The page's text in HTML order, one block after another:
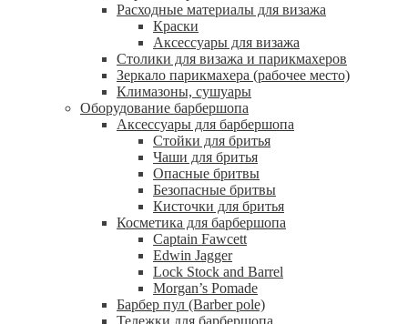
Расходные материалы для визажа
Краски
Аксессуары для визажа
Столики для визажа и парикмахеров
Зеркало парикмахера (рабочее место)
Климазоны, сушуары
Оборудование барбершопа
Аксессуары для барбершопа
Стойки для бритья
Чаши для бритья
Опасные бритвы
Безопасные бритвы
Кисточки для бритья
Косметика для барбершопа
Captain Fawcett
Edwin Jagger
Lock Stock and Barrel
Morgan’s Pomade
Барбер пул (Barber pole)
Тележки для барбершопа